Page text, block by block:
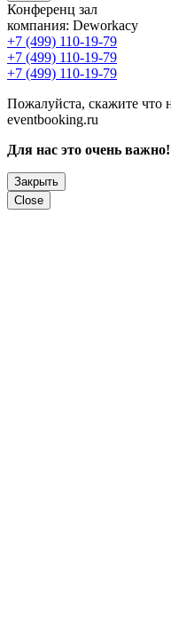
Конференц зал
компания: Deworkacy
+7 (499) 110-19-79
+7 (499) 110-19-79
+7 (499) 110-19-79
Пожалуйста, скажите что
eventbooking.ru
Для нас это очень
Закрыть
Close